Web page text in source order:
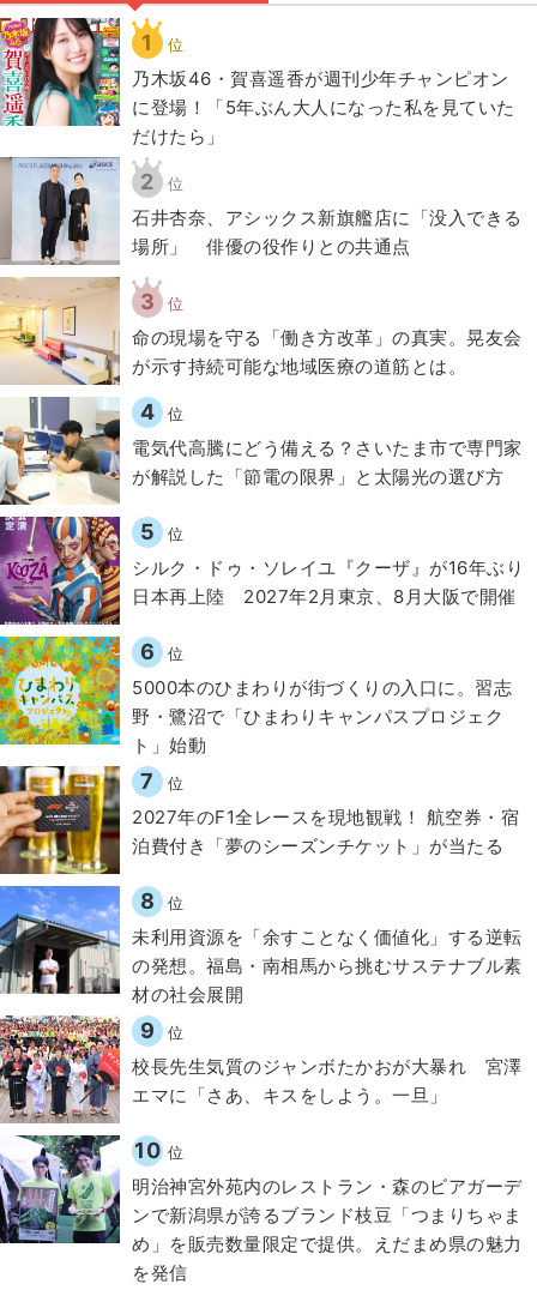
1 位
乃木坂46・賀喜遥香が週刊少年チャンピオン
に登場！「5年ぶん大人になった私を見ていた
だけたら」
2 位
石井杏奈、アシックス新旗艦店に「没入できる
場所」 俳優の役作りとの共通点
3 位
​命の現場を守る「働き方改革」の真実。晃友会
が示す持続可能な地域医療の道筋とは。
4 位
電気代高騰にどう備える？さいたま市で専門家
が解説した「節電の限界」と太陽光の選び方
5 位
シルク・ドゥ・ソレイユ『クーザ』が16年ぶり
日本再上陸 2027年2月東京、8月大阪で開催
6 位
5000本のひまわりが街づくりの入口に。習志
野・鷺沼で「ひまわりキャンパスプロジェク
ト」始動
7 位
2027年のF1全レースを現地観戦！ 航空券・宿
泊費付き「夢のシーズンチケット」が当たる
8 位
​​未利用資源を「余すことなく価値化」する逆転
の発想。福島・南相馬から挑むサステナブル素
材の社会展開​
9 位
校長先生気質のジャンボたかおが大暴れ 宮澤
エマに「さあ、キスをしよう。一旦」
10 位
明治神宮外苑内のレストラン・森のビアガーデ
ンで新潟県が誇るブランド枝豆「つまりちゃま
め」を販売数量限定で提供。えだまめ県の魅力
を発信